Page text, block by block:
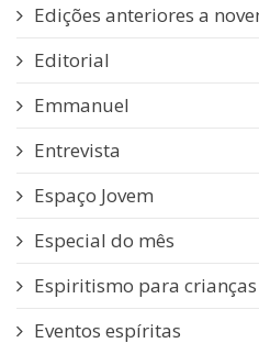
Edições anteriores a
Editorial
Emmanuel
Entrevista
Espaço Jovem
Especial do mês
Espiritismo para crianças
Eventos espíritas